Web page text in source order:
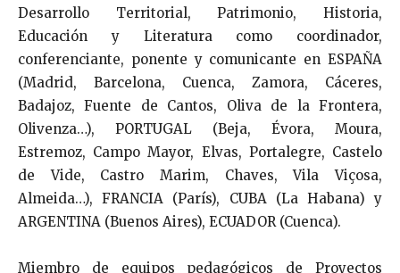
Desarrollo Territorial, Patrimonio, Historia,
Educación y Literatura como coordinador,
conferenciante, ponente y comunicante en ESPAÑA
(Madrid, Barcelona, Cuenca, Zamora, Cáceres,
Badajoz, Fuente de Cantos, Oliva de la Frontera,
Olivenza…), PORTUGAL (Beja, Évora, Moura,
Estremoz, Campo Mayor, Elvas, Portalegre, Castelo
de Vide, Castro Marim, Chaves, Vila Viçosa,
Almeida…), FRANCIA (París), CUBA (La Habana) y
ARGENTINA (Buenos Aires), ECUADOR (Cuenca).
Miembro de equipos pedagógicos de Proyectos